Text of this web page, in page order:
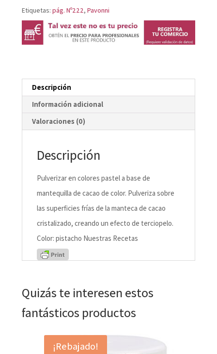
DV8SB
cantidad
Etiquetas: pág. Nº222, Pavonni
Descripción
Información adicional
Valoraciones (0)
Descripción
Pulverizar en colores pastel a base de
mantequilla de cacao de color. Pulveriza sobre
las superficies frías de la manteca de cacao
cristalizado, creando un efecto de terciopelo.
Color: pistacho Nuestras Recetas
Quizás te interesen estos
fantásticos productos
¡Rebajado!